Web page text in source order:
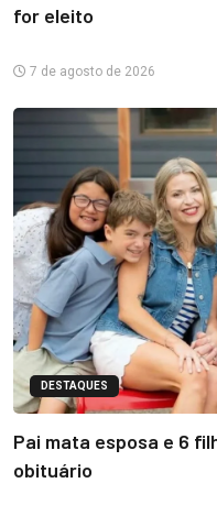
for eleito
7 de agosto de 2026
DESTAQUES
Pai mata esposa e 6
obituário